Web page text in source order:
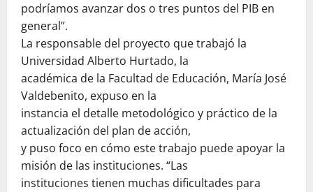
podríamos avanzar dos o tres puntos del PIB en
general”.
La responsable del proyecto que trabajó la
Universidad Alberto Hurtado, la
académica de la Facultad de Educación, María José
Valdebenito, expuso en la
instancia el detalle metodológico y práctico de la
actualización del plan de acción,
y puso foco en cómo este trabajo puede apoyar la
misión de las instituciones. “Las
instituciones tienen muchas dificultades para